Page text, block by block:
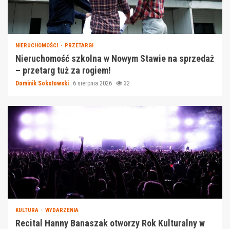
NIERUCHOMOŚCI PRZETARGI
Nieruchomość szkolna w Nowym Stawie na sprzedaż
– przetarg tuż za rogiem!
Dominik Sokołowski 6 sierpnia 2026 32
KULTURA WYDARZENIA
Recital Hanny Banaszak otworzy Rok Kulturalny w